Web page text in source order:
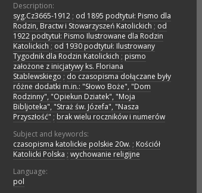
Description:
syg.Cz3665-1912 ; od 1895 podtytuł: Pismo dla
Rodzin, Bractw i Stowarzyszeń Katolickich ; od
1922 podtytuł: Pismo Ilustrowane dla Rodzin
Katolickich ; od 1930 podtytuł: Ilustrowany
Tygodnik dla Rodzin Katolickich ; pismo
założone z inicjatywy ks. Floriana
Stablewskiego ; do czasopisma dołączane były
różne dodatki m.in.: "Słowo Boże", "Dom
Rodzinny", "Opiekun Dziatek", "Moja
Bibljoteka", "Straż św. Józefa", "Nasza
Przyszłość" ; brak wielu roczników i numerów
Subject and keywords:
czasopisma katolickie polskie 20w. ; Kościół
Katolicki Polska ; wychowanie religijne
Language:
pol